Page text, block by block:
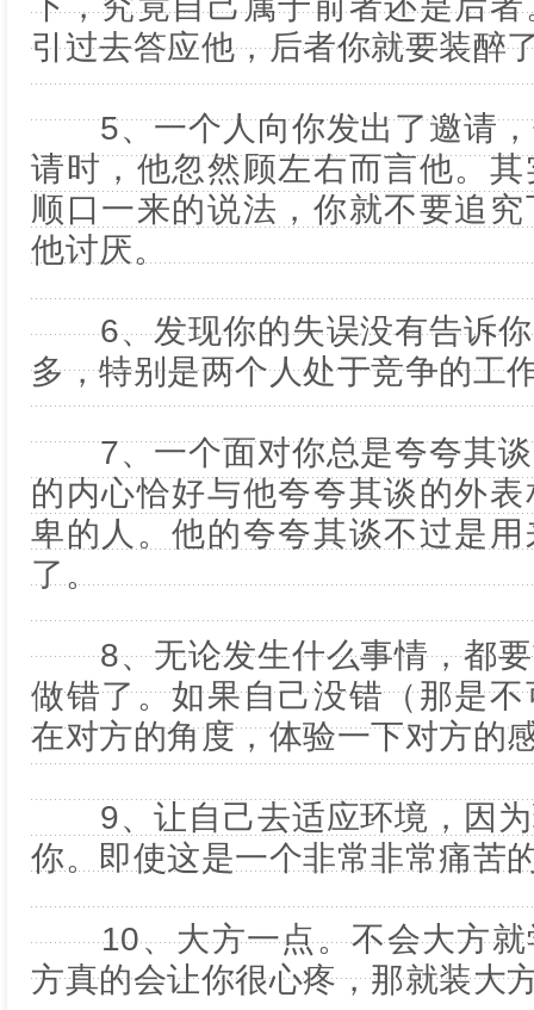
引过去答应他，后者你就要装醉
5、一个人向你发出了邀请，
请时，他忽然顾左右而言他。
顺口一来的说法，你就不要追
他讨厌。
6、发现你的失误没有告诉你
多，特别是两个人处于竞争的工
7、一个面对你总是夸夸其谈
的内心恰好与他夸夸其谈的外
卑的人。他的夸夸其谈不过是
了。
8、无论发生什么事情，都要
做错了。如果自己没错（那是
在对方的角度，体验一下对方的
9、让自己去适应环境，因为
你。即使这是一个非常非常痛苦
10、大方一点。不会大方就
方真的会让你很心疼，那就装大